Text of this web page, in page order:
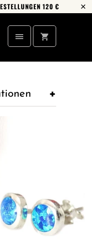
120 €
+